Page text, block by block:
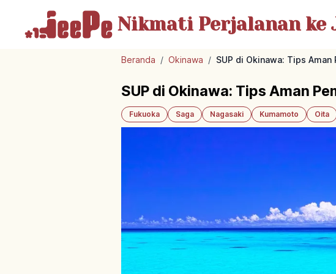
Nikmati Perjalananke
Beranda / Okinawa / SUP di Okinawa: Tips
SUP di Okinawa: Tips Aman
Fukuoka Saga Nagasaki Kumamoto Oita